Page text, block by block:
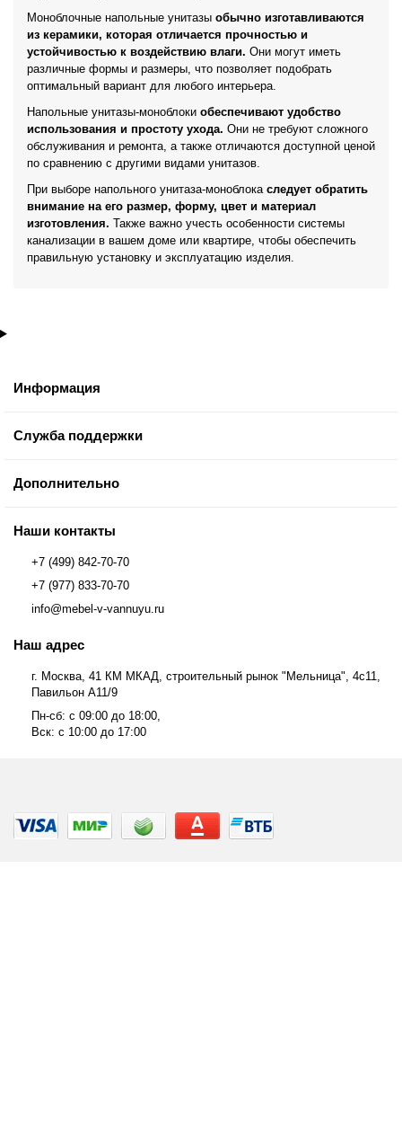
Моноблочные напольные унитазы обычно изготавливаются
из керамики, которая отличается прочностью и
устойчивостью к воздействию влаги. Они могут иметь
различные формы и размеры, что позволяет подобрать
оптимальный вариант для любого интерьера.
Напольные унитазы-моноблоки обеспечивают удобство
использования и простоту ухода. Они не требуют сложного
обслуживания и ремонта, а также отличаются доступной ценой
по сравнению с другими видами унитазов.
При выборе напольного унитаза-моноблока следует обратить
внимание на его размер, форму, цвет и материал
изготовления. Также важно учесть особенности системы
канализации в вашем доме или квартире, чтобы обеспечить
правильную установку и эксплуатацию изделия.
Информация
Служба поддержки
Дополнительно
Наши контакты
+7 (499) 842-70-70
+7 (977) 833-70-70
info@mebel-v-vannuyu.ru
Наш адрес
г. Москва, 41 КМ МКАД, строительный рынок "Мельница", 4с11,
Павильон А11/9
Пн-сб: с 09:00 до 18:00,
Вск: с 10:00 до 17:00